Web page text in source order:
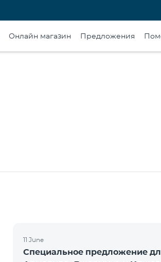
Онлайн магазин Предложения
11 June
Специальное предложение